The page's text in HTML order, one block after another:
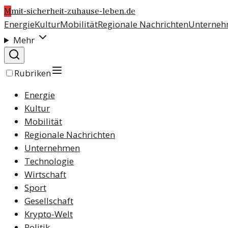
Mmit-sicherheit-zuhause-leben.de
EnergieKulturMobilitätRegionale Nachrichten
Mehr
Rubriken
Energie
Kultur
Mobilität
Regionale Nachrichten
Unternehmen
Technologie
Wirtschaft
Sport
Gesellschaft
Krypto-Welt